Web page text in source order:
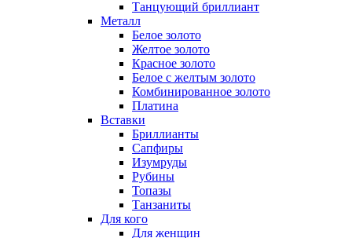
Танцующий бриллиант
Металл
Белое золото
Желтое золото
Красное золото
Белое с желтым золото
Комбинированное золото
Платина
Вставки
Бриллианты
Сапфиры
Изумруды
Рубины
Топазы
Танзаниты
Для кого
Для женщин